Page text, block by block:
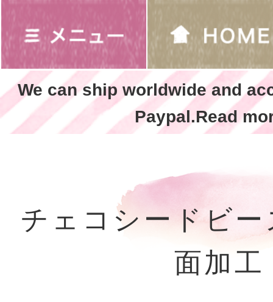
We can ship worldwide and
Paypal.Read
チェコシードビ
面加工